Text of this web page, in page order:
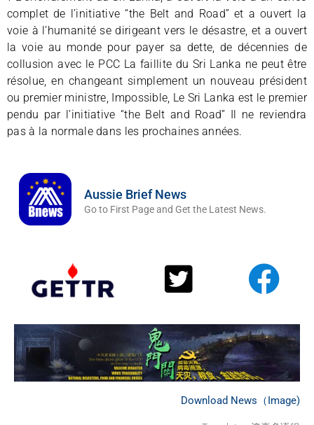
complet de l’initiative “the Belt and Road” et a ouvert la
voie à l’humanité se dirigeant vers le désastre, et a ouvert
la voie au monde pour payer sa dette, de décennies de
collusion avec le PCC La faillite du Sri Lanka ne peut être
résolue, en changeant simplement un nouveau président
ou premier ministre, Impossible, Le Sri Lanka est le premier
pendu par l’initiative “the Belt and Road” Il ne reviendra
pas à la normale dans les prochaines années.
Aussie Brief News
Go to First Page and Get the Latest News.
Download News（Image)